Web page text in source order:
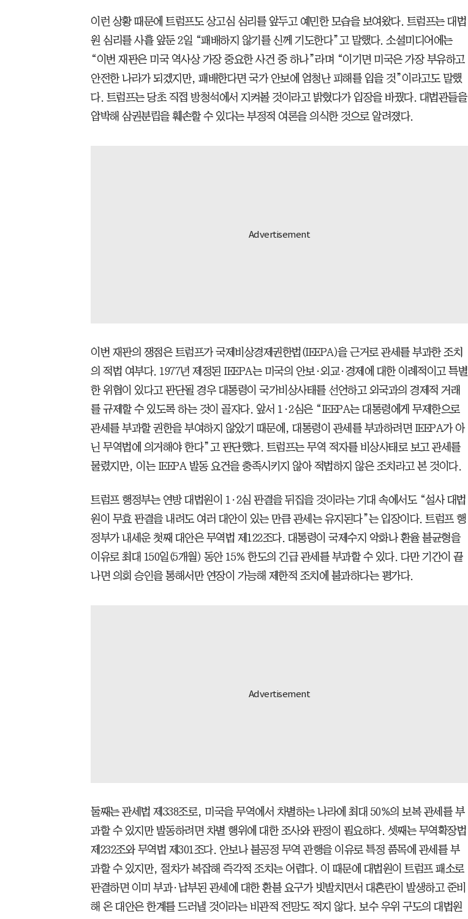
이런 상황 때문에 트럼프도 상고심 심리를 앞두고 예민한 모습을 보여왔다. 트럼프는 대법
원 심리를 사흘 앞둔 2일 “패배하지 않기를 신께 기도한다”고 말했다. 소셜미디어에는
“이번 재판은 미국 역사상 가장 중요한 사건 중 하나”라며 “이기면 미국은 가장 부유하고
안전한 나라가 되겠지만, 패배한다면 국가 안보에 엄청난 피해를 입을 것”이라고도 말했
다. 트럼프는 당초 직접 방청석에서 지켜볼 것이라고 밝혔다가 입장을 바꿨다. 대법관들을
압박해 삼권분립을 훼손할 수 있다는 부정적 여론을 의식한 것으로 알려졌다.
이번 재판의 쟁점은 트럼프가 국제비상경제권한법(IEEPA)을 근거로 관세를 부과한 조치
의 적법 여부다. 1977년 제정된 IEEPA는 미국의 안보·외교·경제에 대한 이례적이고 특별
한 위협이 있다고 판단될 경우 대통령이 국가비상사태를 선언하고 외국과의 경제적 거래
를 규제할 수 있도록 하는 것이 골자다. 앞서 1·2심은 “IEEPA는 대통령에게 무제한으로
관세를 부과할 권한을 부여하지 않았기 때문에, 대통령이 관세를 부과하려면 IEEPA가 아
닌 무역법에 의거해야 한다”고 판단했다. 트럼프는 무역 적자를 비상사태로 보고 관세를
물렸지만, 이는 IEEPA 발동 요건을 충족시키지 않아 적법하지 않은 조치라고 본 것이다.
트럼프 행정부는 연방 대법원이 1·2심 판결을 뒤집을 것이라는 기대 속에서도 “설사 대법
원이 무효 판결을 내려도 여러 대안이 있는 만큼 관세는 유지된다”는 입장이다. 트럼프 행
정부가 내세운 첫째 대안은 무역법 제122조다. 대통령이 국제수지 악화나 환율 불균형을
이유로 최대 150일(5개월) 동안 15% 한도의 긴급 관세를 부과할 수 있다. 다만 기간이 끝
나면 의회 승인을 통해서만 연장이 가능해 제한적 조치에 불과하다는 평가다.
둘째는 관세법 제338조로, 미국을 무역에서 차별하는 나라에 최대 50%의 보복 관세를 부
과할 수 있지만 발동하려면 차별 행위에 대한 조사와 판정이 필요하다. 셋째는 무역확장법
제232조와 무역법 제301조다. 안보나 불공정 무역 관행을 이유로 특정 품목에 관세를 부
과할 수 있지만, 절차가 복잡해 즉각적 조치는 어렵다. 이 때문에 대법원이 트럼프 패소로
판결하면 이미 부과·납부된 관세에 대한 환불 요구가 빗발치면서 대혼란이 발생하고 준비
해 온 대안은 한계를 드러낼 것이라는 비관적 전망도 적지 않다. 보수 우위 구도의 대법원